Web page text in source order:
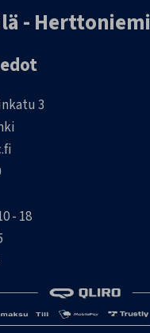
- Herttoniemi
3
- 18